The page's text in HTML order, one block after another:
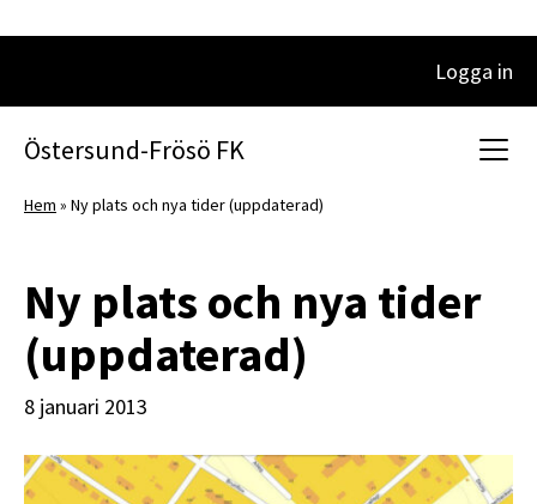
Huvudnavigering
Logga in
Östersund-Frösö FK
Hem » Ny plats och nya tider (uppdaterad)
Ny plats och nya tider
(uppdaterad)
8 januari 2013